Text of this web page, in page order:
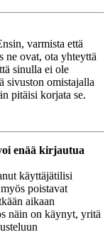
varmista että
ne ovat, ota yhteyttä
sinulla ei ole
sivuston omistajalla
pitäisi korjata se.
enää kirjautua
käyttäjätilisi
poistavat
aikaan
näin on käynyt, yritä